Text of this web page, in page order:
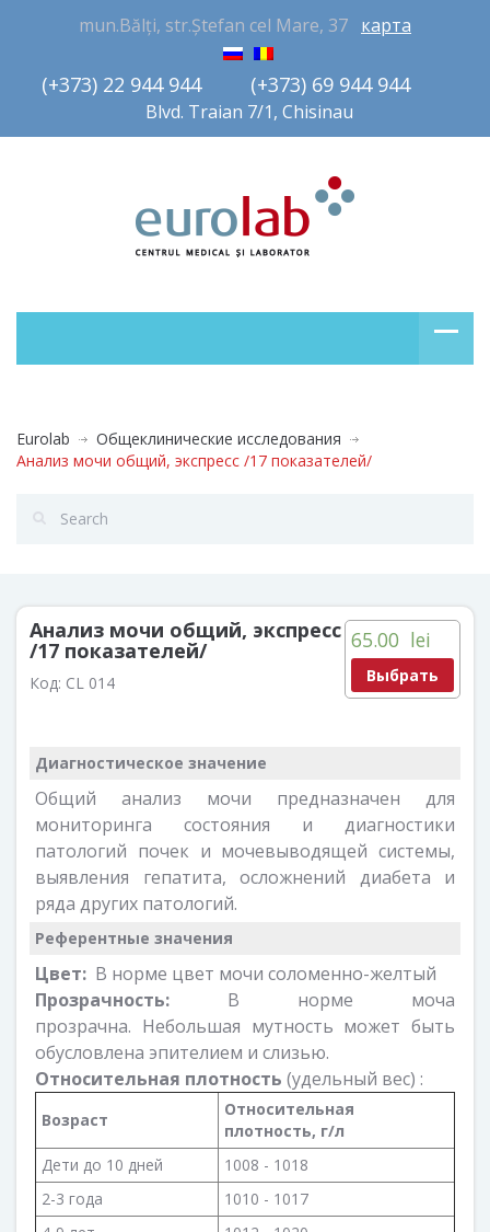
mun.Bălți, str.Ștefan cel Mare, 37 карта
(+373) 22 944 944         (+373) 69 944 944
Blvd. Traian 7/1, Chisinau
Eurolab
Общеклинические исследования
Анализ мочи общий, экспресс /17 показателей/
65.00 lei
Выбрать
Анализ мочи общий, экспресс
/17 показателей/
Код: CL 014
Диагностическое значение
Общий анализ мочи предназначен для
мониторинга состояния и диагностики
патологий почек и мочевыводящей системы,
выявления гепатита, осложнений диабета и
ряда других патологий.
Референтные значения
Цвет: В норме цвет мочи соломенно-желтый
Прозрачность: В норме моча
прозрачна. Небольшая мутность может быть
обусловлена эпителием и слизью.
Относительная плотность (удельный вес) :
Возраст
Относительная
плотность, г/л
Дети до 10 дней
1008 - 1018
2-3 года
1010 - 1017